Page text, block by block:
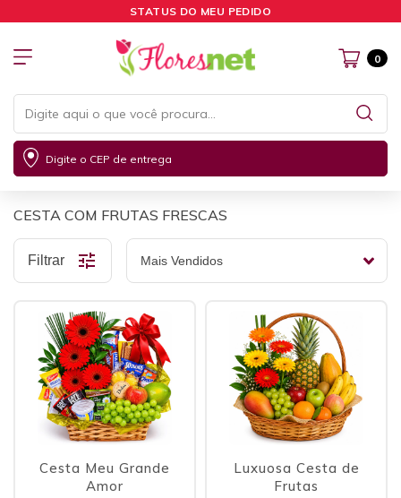
STATUS DO MEU PEDIDO
0
Digite o CEP de entrega
CESTA COM FRUTAS FRESCAS
Filtrar
Cesta Meu Grande
Amor
Luxuosa Cesta de
Frutas